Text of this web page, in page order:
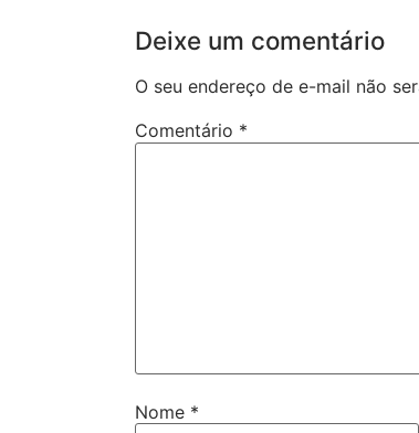
Deixe um comentário
O seu endereço de e-mail não
Comentário *
Nome *